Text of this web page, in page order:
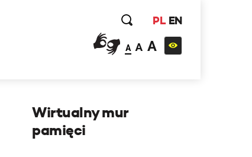
PL EN
A A A
Wirtualny mur
pamięci